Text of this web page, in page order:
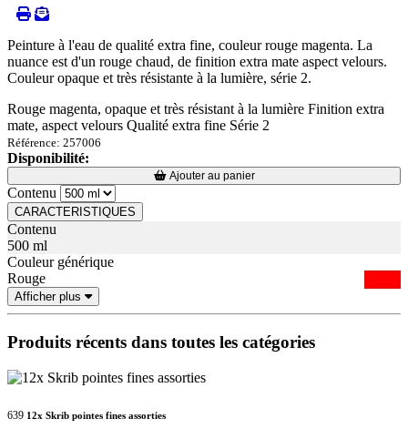
Peinture à l'eau de qualité extra fine, couleur rouge magenta. La
nuance est d'un rouge chaud, de finition extra mate aspect velours.
Couleur opaque et très résistante à la lumière, série 2.
Rouge magenta, opaque et très résistant à la lumière Finition extra
mate, aspect velours Qualité extra fine Série 2
Référence: 257006
Disponibilité:
Loading...
Loading... Ajouter au panier
Contenu
CARACTERISTIQUES
Contenu
500 ml
Couleur générique
Rouge
Afficher plus
Produits récents dans toutes les catégories
639 12x Skrib pointes fines assorties